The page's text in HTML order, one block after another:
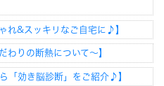
れ&スッキリなご自宅に♪】
わりの断熱について～】
「効き脳診断」をご紹介♪】